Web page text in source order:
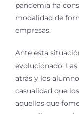
pandemia ha
modalidad de
empresas.
Ante esta
evolucionado.
atrás y los
casualidad que
aquellos que